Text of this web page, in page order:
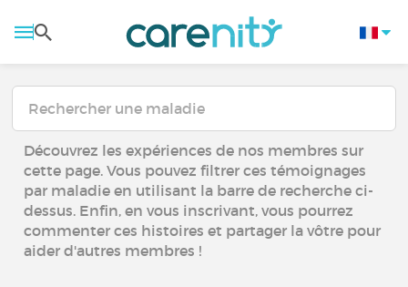
Découvrez les expériences de nos membres sur
cette page. Vous pouvez filtrer ces témoignages
par maladie en utilisant la barre de recherche ci-
dessus. Enfin, en vous inscrivant, vous pourrez
commenter ces histoires et partager la vôtre pour
aider d'autres membres !